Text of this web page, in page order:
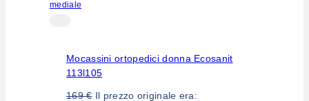
Mocassini ortopedici donna Ecosanit
113l105
169€ Il prezzo originale era: